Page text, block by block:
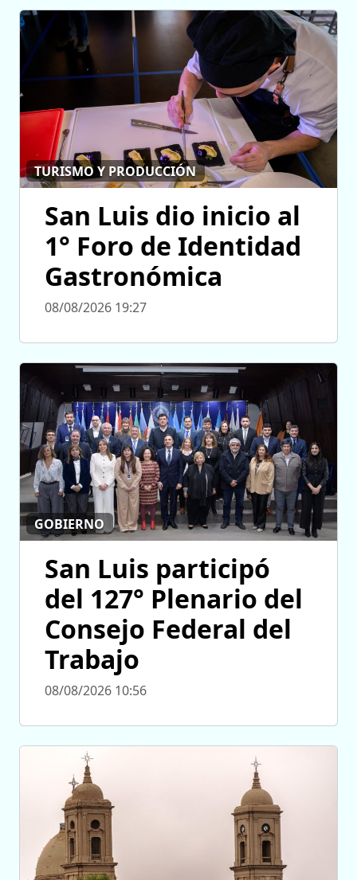
TURISMO Y PRODUCCIÓN
San Luis dio inicio al
1° Foro de Identidad
Gastronómica
08/08/2026 19:27
GOBIERNO
San Luis participó
del 127° Plenario del
Consejo Federal del
Trabajo
08/08/2026 10:56